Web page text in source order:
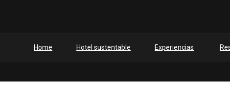
Home Hotel sustentable Experiencias